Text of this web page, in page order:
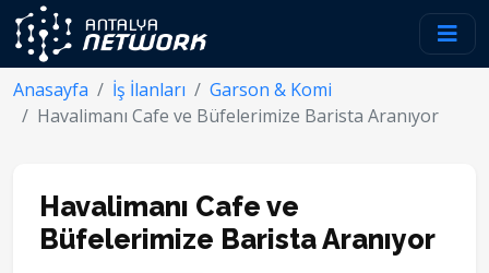
Anasayfa İş İlanları
Garson & Komi
Havalimanı Cafe ve Büfelerimize Barista Aranıyor
Havalimanı Cafe ve
Büfelerimize Barista Aranıyor